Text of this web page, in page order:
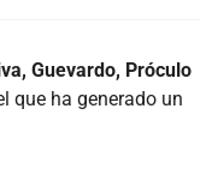
Guevardo, Próculo
que ha generado un